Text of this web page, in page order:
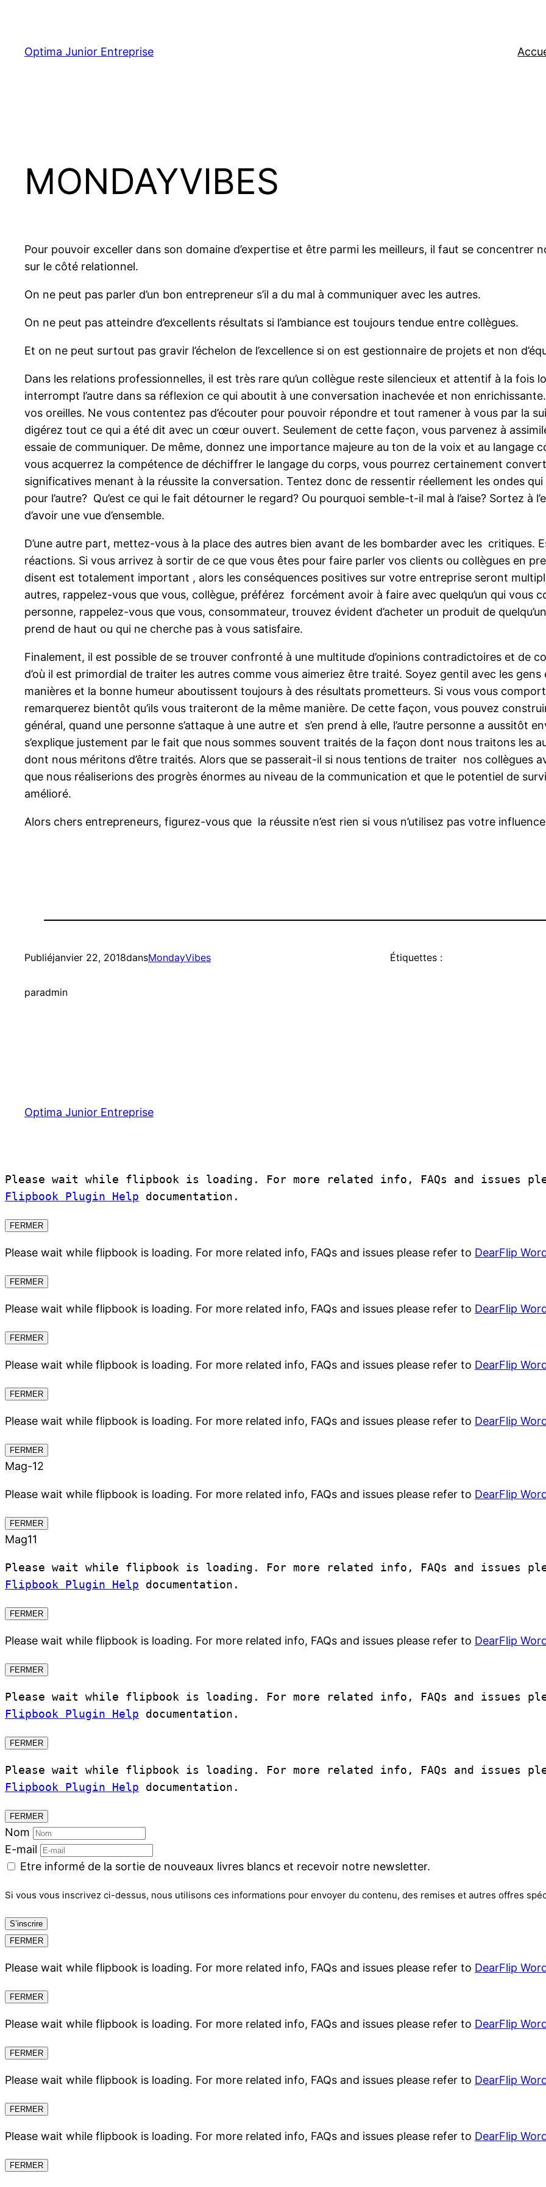
Optima Junior Entreprise
MONDAYVIBES
Pour pouvoir exceller dans son domaine d’expertise et être parmi les meilleurs, il faut se concentrer
sur le côté relationnel.
On ne peut pas parler d’un bon entrepreneur s’il a du mal à communiquer avec les autres.
On ne peut pas atteindre d’excellents résultats si l’ambiance est toujours tendue entre collègues.
Et on ne peut surtout pas gravir l’échelon de l’excellence si on est gestionnaire de projets et non
Dans les relations professionnelles, il est très rare qu’un collègue reste silencieux et attentif à la fois
interrompt l’autre dans sa réflexion ce qui aboutit à une conversation inachevée et non
vos oreilles. Ne vous contentez pas d’écouter pour pouvoir répondre et tout ramener à vous par la
digérez tout ce qui a été dit avec un cœur ouvert. Seulement de cette façon, vous parvenez à
essaie de communiquer. De même, donnez une importance majeure au ton de la voix et au langage
vous acquerrez la compétence de déchiffrer le langage du corps, vous pourrez certainement
significatives menant à la réussite la conversation. Tentez donc de ressentir réellement les ondes
pour l’autre? Qu’est ce qui le fait détourner le regard? Ou pourquoi semble-t-il mal à l’aise? Sortez à
d’avoir une vue d’ensemble.
D’une autre part, mettez-vous à la place des autres bien avant de les bombarder avec les critiques.
réactions. Si vous arrivez à sortir de ce que vous êtes pour faire parler vos clients ou collègues en
disent est totalement important , alors les conséquences positives sur votre entreprise seront
autres, rappelez-vous que vous, collègue, préférez forcément avoir à faire avec quelqu’un qui vous
personne, rappelez-vous que vous, consommateur, trouvez évident d’acheter un produit de
prend de haut ou qui ne cherche pas à vous satisfaire.
Finalement, il est possible de se trouver confronté à une multitude d’opinions contradictoires et de
d’où il est primordial de traiter les autres comme vous aimeriez être traité. Soyez gentil avec les gens
manières et la bonne humeur aboutissent toujours à des résultats prometteurs. Si vous vous
remarquerez bientôt qu’ils vous traiteront de la même manière. De cette façon, vous pouvez
général, quand une personne s’attaque à une autre et s’en prend à elle, l’autre personne a aussitôt
s’explique justement par le fait que nous sommes souvent traités de la façon dont nous traitons les
dont nous méritons d’être traités. Alors que se passerait-il si nous tentions de traiter nos collègues
que nous réaliserions des progrès énormes au niveau de la communication et que le potentiel de
amélioré.
Alors chers entrepreneurs, figurez-vous que la réussite n’est rien si vous n’utilisez pas votre
Publiéjanvier 22, 2018dansMondayVibes
paradmin
Étiquettes :
Optima Junior Entreprise
Please wait while flipbook is loading. For more related info, FAQs and issues
Flipbook Plugin Help documentation.
FERMER
Please wait while flipbook is loading. For more related info, FAQs and issues please refer to DearFlip
FERMER
Please wait while flipbook is loading. For more related info, FAQs and issues please refer to DearFlip
FERMER
Please wait while flipbook is loading. For more related info, FAQs and issues please refer to DearFlip
FERMER
Please wait while flipbook is loading. For more related info, FAQs and issues please refer to DearFlip
FERMER
Mag-12
Please wait while flipbook is loading. For more related info, FAQs and issues please refer to DearFlip
FERMER
Mag11
Please wait while flipbook is loading. For more related info, FAQs and issues
Flipbook Plugin Help documentation.
FERMER
Please wait while flipbook is loading. For more related info, FAQs and issues please refer to DearFlip
FERMER
Please wait while flipbook is loading. For more related info, FAQs and issues
Flipbook Plugin Help documentation.
FERMER
Please wait while flipbook is loading. For more related info, FAQs and issues
Flipbook Plugin Help documentation.
FERMER
Nom
E-mail
Etre informé de la sortie de nouveaux livres blancs et recevoir notre newsletter.
Si vous vous inscrivez ci-dessus, nous utilisons ces informations pour envoyer du contenu, des remises et autres offres
S’inscrire
FERMER
Please wait while flipbook is loading. For more related info, FAQs and issues please refer to DearFlip
FERMER
Please wait while flipbook is loading. For more related info, FAQs and issues please refer to DearFlip
FERMER
Please wait while flipbook is loading. For more related info, FAQs and issues please refer to DearFlip
FERMER
Please wait while flipbook is loading. For more related info, FAQs and issues please refer to DearFlip
FERMER